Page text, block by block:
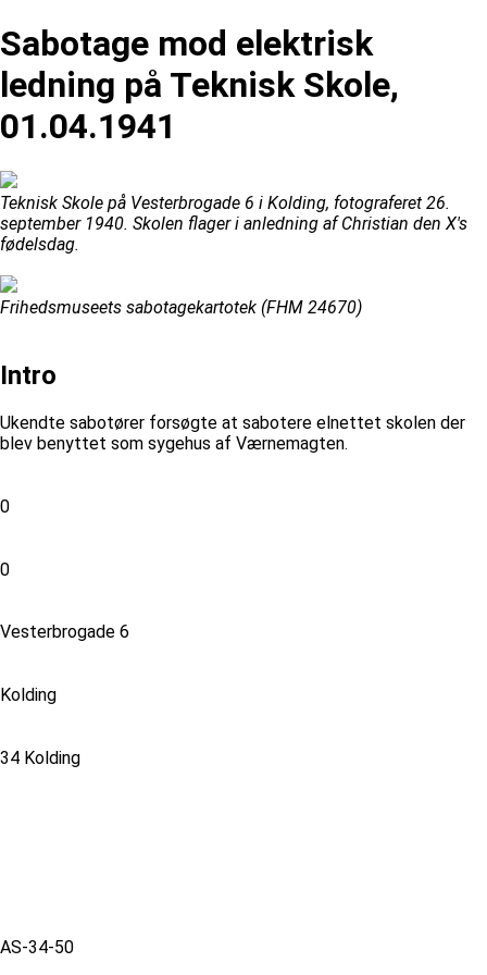
Sabotage mod elektrisk
ledning på Teknisk Skole,
01.04.1941
Teknisk Skole på Vesterbrogade 6 i Kolding, fotograferet 26.
september 1940. Skolen flager i anledning af Christian den X's
fødelsdag.
Frihedsmuseets sabotagekartotek (FHM 24670)
Intro
Ukendte sabotører forsøgte at sabotere elnettet skolen der
blev benyttet som sygehus af Værnemagten.
0
0
Vesterbrogade 6
Kolding
34 Kolding
AS-34-50